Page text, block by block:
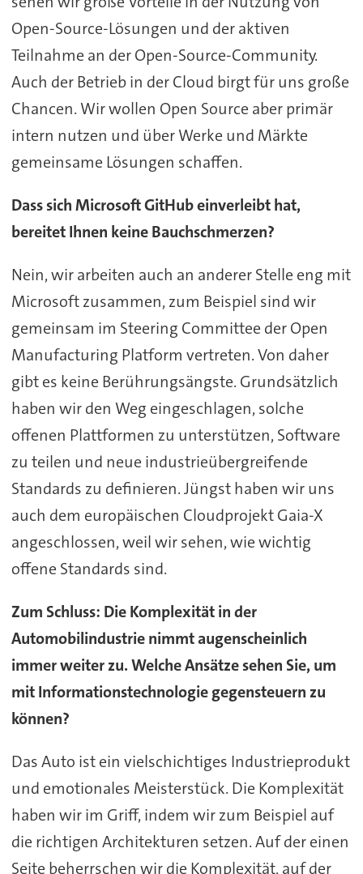
Open-Source-Lösungen und der aktiven
Teilnahme an der Open-Source-Community.
Auch der Betrieb in der Cloud birgt für uns große
Chancen. Wir wollen Open Source aber primär
intern nutzen und über Werke und Märkte
gemeinsame Lösungen schaffen.
Dass sich Microsoft GitHub einverleibt hat,
bereitet Ihnen keine Bauchschmerzen?
Nein, wir arbeiten auch an anderer Stelle eng mit
Microsoft zusammen, zum Beispiel sind wir
gemeinsam im Steering Committee der Open
Manufacturing Platform vertreten. Von daher
gibt es keine Berührungsängste. Grundsätzlich
haben wir den Weg eingeschlagen, solche
offenen Plattformen zu unterstützen, Software
zu teilen und neue industrieübergreifende
Standards zu definieren. Jüngst haben wir uns
auch dem europäischen Cloudprojekt Gaia-X
angeschlossen, weil wir sehen, wie wichtig
offene Standards sind.
Zum Schluss: Die Komplexität in der
Automobilindustrie nimmt augenscheinlich
immer weiter zu. Welche Ansätze sehen Sie, um
mit Informationstechnologie gegensteuern zu
können?
Das Auto ist ein vielschichtiges Industrieprodukt
und emotionales Meisterstück. Die Komplexität
haben wir im Griff, indem wir zum Beispiel auf
die richtigen Architekturen setzen. Auf der einen
Seite beherrschen wir die Komplexität, auf der